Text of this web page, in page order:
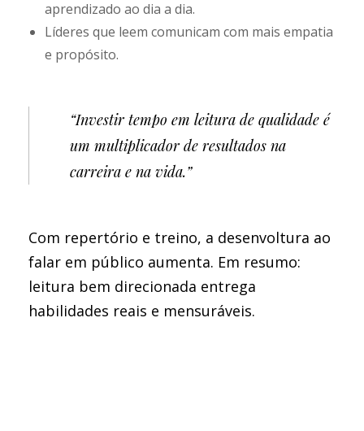
aprendizado ao dia a dia.
Líderes que leem comunicam com mais empatia
e propósito.
“Investir tempo em leitura de qualidade é
um multiplicador de resultados na
carreira e na vida.”
Com repertório e treino, a desenvoltura ao
falar em público aumenta. Em resumo:
leitura bem direcionada entrega
habilidades reais e mensuráveis.